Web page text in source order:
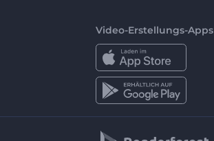
Video-Erstellungs-Apps